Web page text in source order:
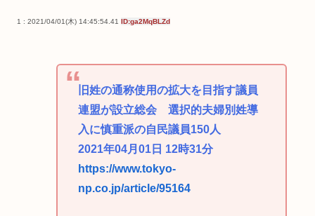
1 : 2021/04/01(木) 14:45:54.41 ID:ga2MqBLZd
旧姓の通称使用の拡大を目指す議員
連盟が設立総会 選択的夫婦別姓導
入に慎重派の自民議員150人
2021年04月01日 12時31分
https://www.tokyo-
np.co.jp/article/95164